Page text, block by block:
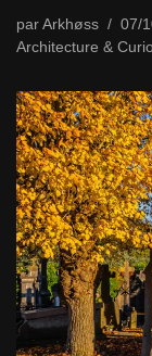
par Arkhøss
07/
Architecture &